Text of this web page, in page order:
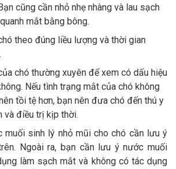
cũng cần nhỏ nhẹ nhàng và lau sạch
mắt bằng bông.
theo đúng liều lượng và thời gian
chó thường xuyên để xem có dấu hiệu
Nếu tình trạng mắt của chó không
tồi tệ hơn, bạn nên đưa chó đến thú y
và điều trị kịp thời.
muối sinh lý nhỏ mũi cho chó cần lưu ý
Ngoài ra, bạn cần lưu ý nước muối
làm sạch mắt và không có tác dụng